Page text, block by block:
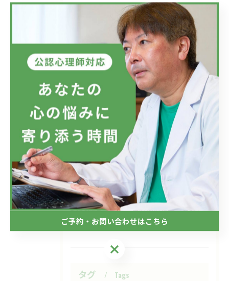
最近の投稿 Recent Posts
2026/07/08
フジテレビのドラマにおいて、ハラスメントのニュースが話題です...
2026/07/01
新しい視点の大切さ。
2026/06/24
目の前の現実、見直してみませんか？
タグ Tags
ご予約・お問い合わせはこちら
ご予約・お問い合わせはこちら